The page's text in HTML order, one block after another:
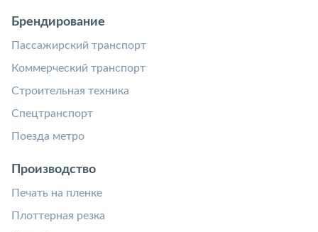
Брендирование
Пассажирский транспорт
Коммерческий транспорт
Строительная техника
Спецтранспорт
Поезда метро
Производство
Печать на пленке
Плоттерная резка